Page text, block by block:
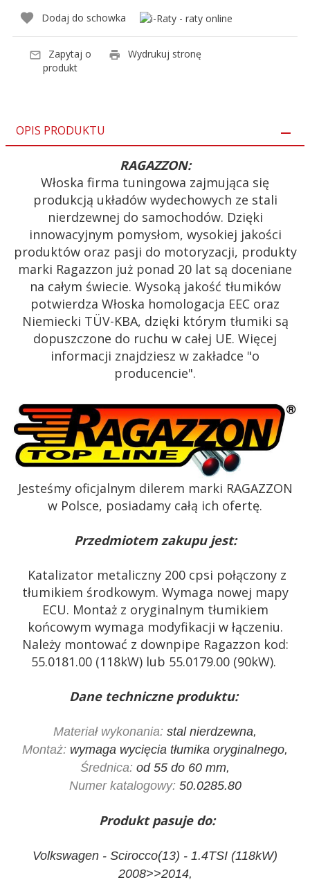
Dodaj do schowka
Zapytaj o
produkt
Wydrukuj stronę
OPIS PRODUKTU
RAGAZZON:
Włoska firma tuningowa zajmująca się
produkcją układów wydechowych ze stali
nierdzewnej do samochodów. Dzięki
innowacyjnym pomysłom, wysokiej jakości
produktów oraz pasji do motoryzacji, produkty
marki Ragazzon już ponad 20 lat są doceniane
na całym świecie. Wysoką jakość tłumików
potwierdza Włoska homologacja EEC oraz
Niemiecki TÜV-KBA, dzięki którym tłumiki są
dopuszczone do ruchu w całej UE. Więcej
informacji znajdziesz w zakładce "o
producencie".
Jesteśmy oficjalnym dilerem marki RAGAZZON
w Polsce, posiadamy całą ich ofertę.
Przedmiotem zakupu jest:
Katalizator metaliczny 200 cpsi połączony z
tłumikiem środkowym. Wymaga nowej mapy
ECU. Montaż z oryginalnym tłumikiem
końcowym wymaga modyfikacji w łączeniu.
Należy montować z downpipe Ragazzon kod:
55.0181.00 (118kW) lub 55.0179.00 (90kW).
Dane techniczne produktu:
Materiał wykonania: stal nierdzewna,
Montaż: wymaga wycięcia tłumika oryginalnego,
Średnica: od 55 do 60 mm,
Numer katalogowy:50.0285.80
Produkt pasuje do:
Volkswagen - Scirocco(13) - 1.4TSI (118kW)
2008>>2014,